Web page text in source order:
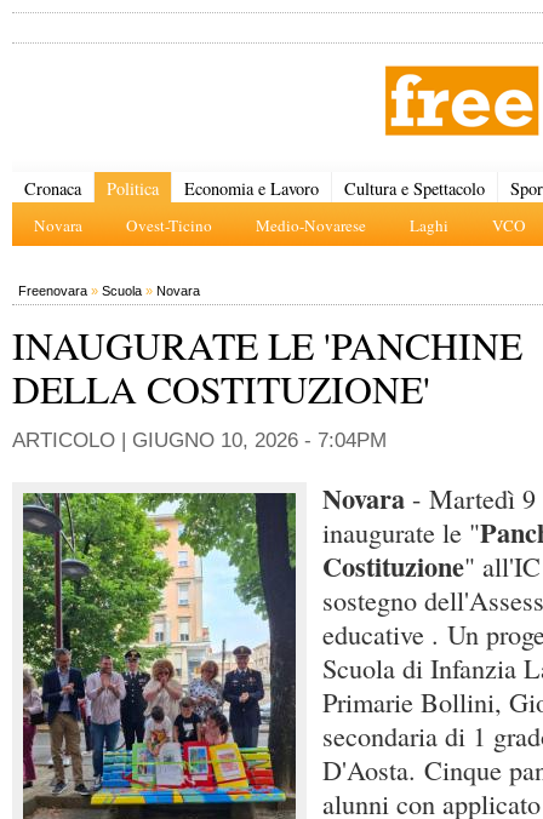
Cronaca Politica
Novara Ovest-Ticino Medio-Novarese Laghi VCO
Economia e Lavoro Cultura e Spettacolo
Freenovara » Scuola » Novara
INAUGURATE LE 'PANCHINE
DELLA COSTITUZIONE'
ARTICOLO | GIUGNO 10, 2026 - 7:04PM
Novara - Martedì 9
inaugurate le "
Costituzione"
sostegno
educative . Un
Scuola di Infanzia
Primarie Bollini,
secondaria di 1
D'Aosta. Cinque
alunni con